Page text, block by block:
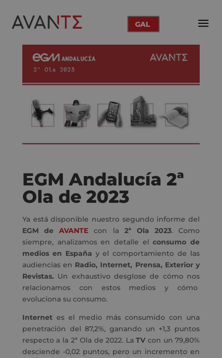
GAL
EGM Andalucía 2ª
Ola de 2023
Ya está disponible nuestro segundo informe del
EGM deAVANTEcon la 2ª Ola 2023. Como
siempre, analizamos en detalle elconsumo de
medios en España y el comportamiento de las
audiencias en Radio, Internet, Prensa, Exterior y
Revistas. Un exhaustivo desglose de cómo nos
relacionamos con estos medios y cómo
evoluciona su consumo.
Internetes el medio más consumido con una
penetración del 87,2%, ganando un +1,3 puntos
respecto a la 2ª Ola de 2022. LaTVcon un 79,80%
desciende -0,02 puntos, pero un incremento en